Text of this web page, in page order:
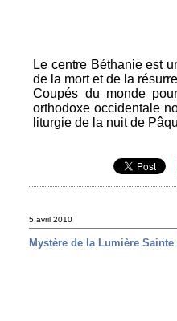
Le centre Béthanie est
de la mort et de la
Coupés du monde
orthodoxe occidentale
liturgie de la nuit de
5 avril 2010
Mystère de la Lumière Sainte